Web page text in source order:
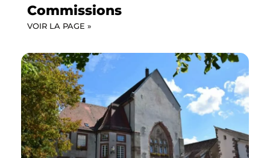
Commissions
VOIR LA PAGE »